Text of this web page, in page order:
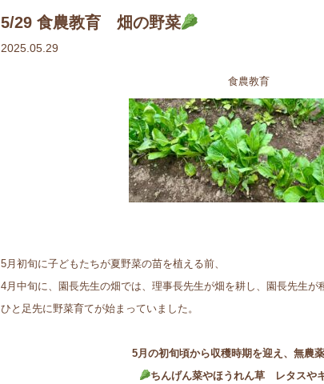
5/29 食農教育 畑の野菜
2025.05.29
食農教育
5月初旬に子どもたちが夏野菜の苗を植える前、
4月中旬に、園長先生の畑では、理事長先生が畑を耕し、園長先生が
ひと足先に野菜育てが始まっていました。
5月の初旬頃から収穫時期を迎え、無農
ちんげん菜やほうれん草 レタスや